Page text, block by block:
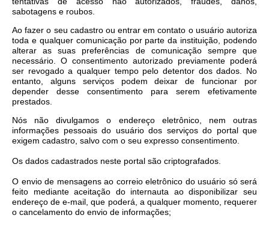
sabotagens e roubos.
Ao fazer o seu cadastro ou entrar em contato o usuário autoriza
toda e qualquer comunicação por parte da instituição, podendo
alterar as suas preferências de comunicação sempre que
necessário. O consentimento autorizado previamente poderá
ser revogado a qualquer tempo pelo detentor dos dados. No
entanto, alguns serviços podem deixar de funcionar por
depender desse consentimento para serem efetivamente
prestados.
Nós não divulgamos o endereço eletrônico, nem outras
informações pessoais do usuário dos serviços do portal que
exigem cadastro, salvo com o seu expresso consentimento.
Os dados cadastrados neste portal são criptografados.
O envio de mensagens ao correio eletrônico do usuário só será
feito mediante aceitação do internauta ao disponibilizar seu
endereço de e-mail, que poderá, a qualquer momento, requerer
o cancelamento do envio de informações;